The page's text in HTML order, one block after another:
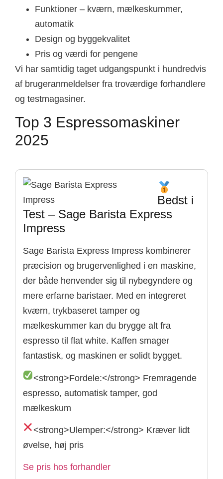
Funktioner – kværn, mælkeskummer,
automatik
Design og byggekvalitet
Pris og værdi for pengene
Vi har samtidig taget udgangspunkt i hundredvis
af brugeranmeldelser fra troværdige forhandlere
og testmagasiner.
Top 3 Espressomaskiner
2025
Bedst i
Test – Sage Barista Express
Impress
Sage Barista Express Impress kombinerer
præcision og brugervenlighed i en maskine,
der både henvender sig til nybegyndere og
mere erfarne baristaer. Med en integreret
kværn, trykbaseret tamper og
mælkeskummer kan du brygge alt fra
espresso til flat white. Kaffen smager
fantastisk, og maskinen er solidt bygget.
<strong>Fordele:</strong> Fremragende
espresso, automatisk tamper, god
mælkeskum
<strong>Ulemper:</strong> Kræver lidt
øvelse, høj pris
Se pris hos forhandler